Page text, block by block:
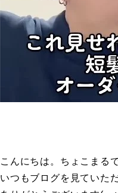
こんにちは。ちょこまる
いつもブログを見ていただ